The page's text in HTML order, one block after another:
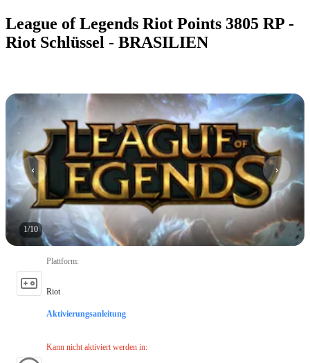
League of Legends Riot Points 3805 RP -
Riot Schlüssel - BRASILIEN
1/10
Plattform:
Riot
Aktivierungsanleitung
Kann nicht aktiviert werden in: